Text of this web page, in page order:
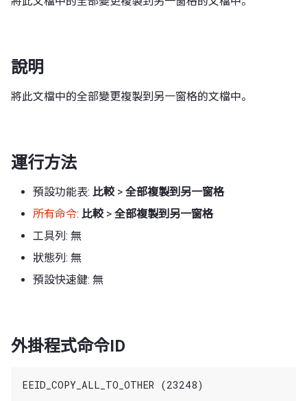
說明
將此文檔中的全部變更複製到另一窗格的文檔中。
運行方法
預設功能表: 比較 > 全部複製到另一窗格
所有命令: 比較 > 全部複製到另一窗格
工具列: 無
狀態列: 無
預設快速鍵: 無
外掛程式命令ID